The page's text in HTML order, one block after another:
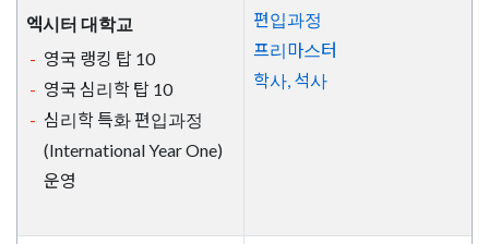
엑시터 대학교
영국 랭킹 탑 10
영국 심리학 탑 10
심리학 특화 편입과정
(International Year One)
운영
편입과정
프리마스터
학사, 석사